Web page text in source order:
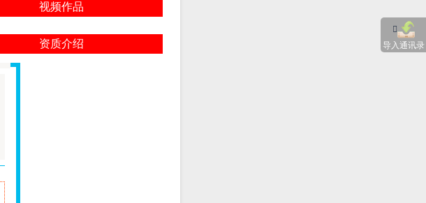
导入通讯录
视频作品
资质介绍